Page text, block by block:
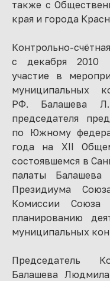
также с
края и города
Контрольно-
с декабря 2010
участие в
муниципальных
РФ. Балашева
председателя
по Южному
года на ХII
состоявшемся в
палаты
Президиума
Комиссии Союза
планированию
муниципальных
Председатель
Балашева